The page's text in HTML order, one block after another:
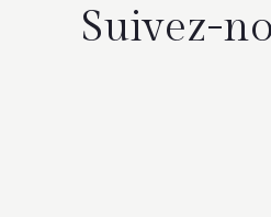
Suivez-